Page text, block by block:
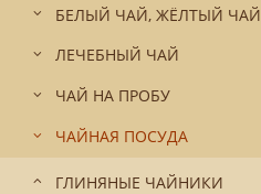
БЕЛЫЙ ЧАЙ, ЖЁЛТЫЙ ЧАЙ
ЛЕЧЕБНЫЙ ЧАЙ
ЧАЙ НА ПРОБУ
ЧАЙНАЯ ПОСУДА
ГЛИНЯНЫЕ ЧАЙНИКИ